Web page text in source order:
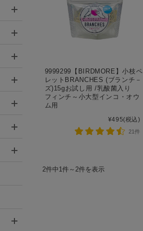
9999299【BIRDMORE】小枝ペ
レットBRANCHES (ブランチ－
ズ)15gお試し用 /乳酸菌入り
フィンチ～小大型インコ・オウ
ム用
¥495(税込)
21件
2件中1件～2件を表示